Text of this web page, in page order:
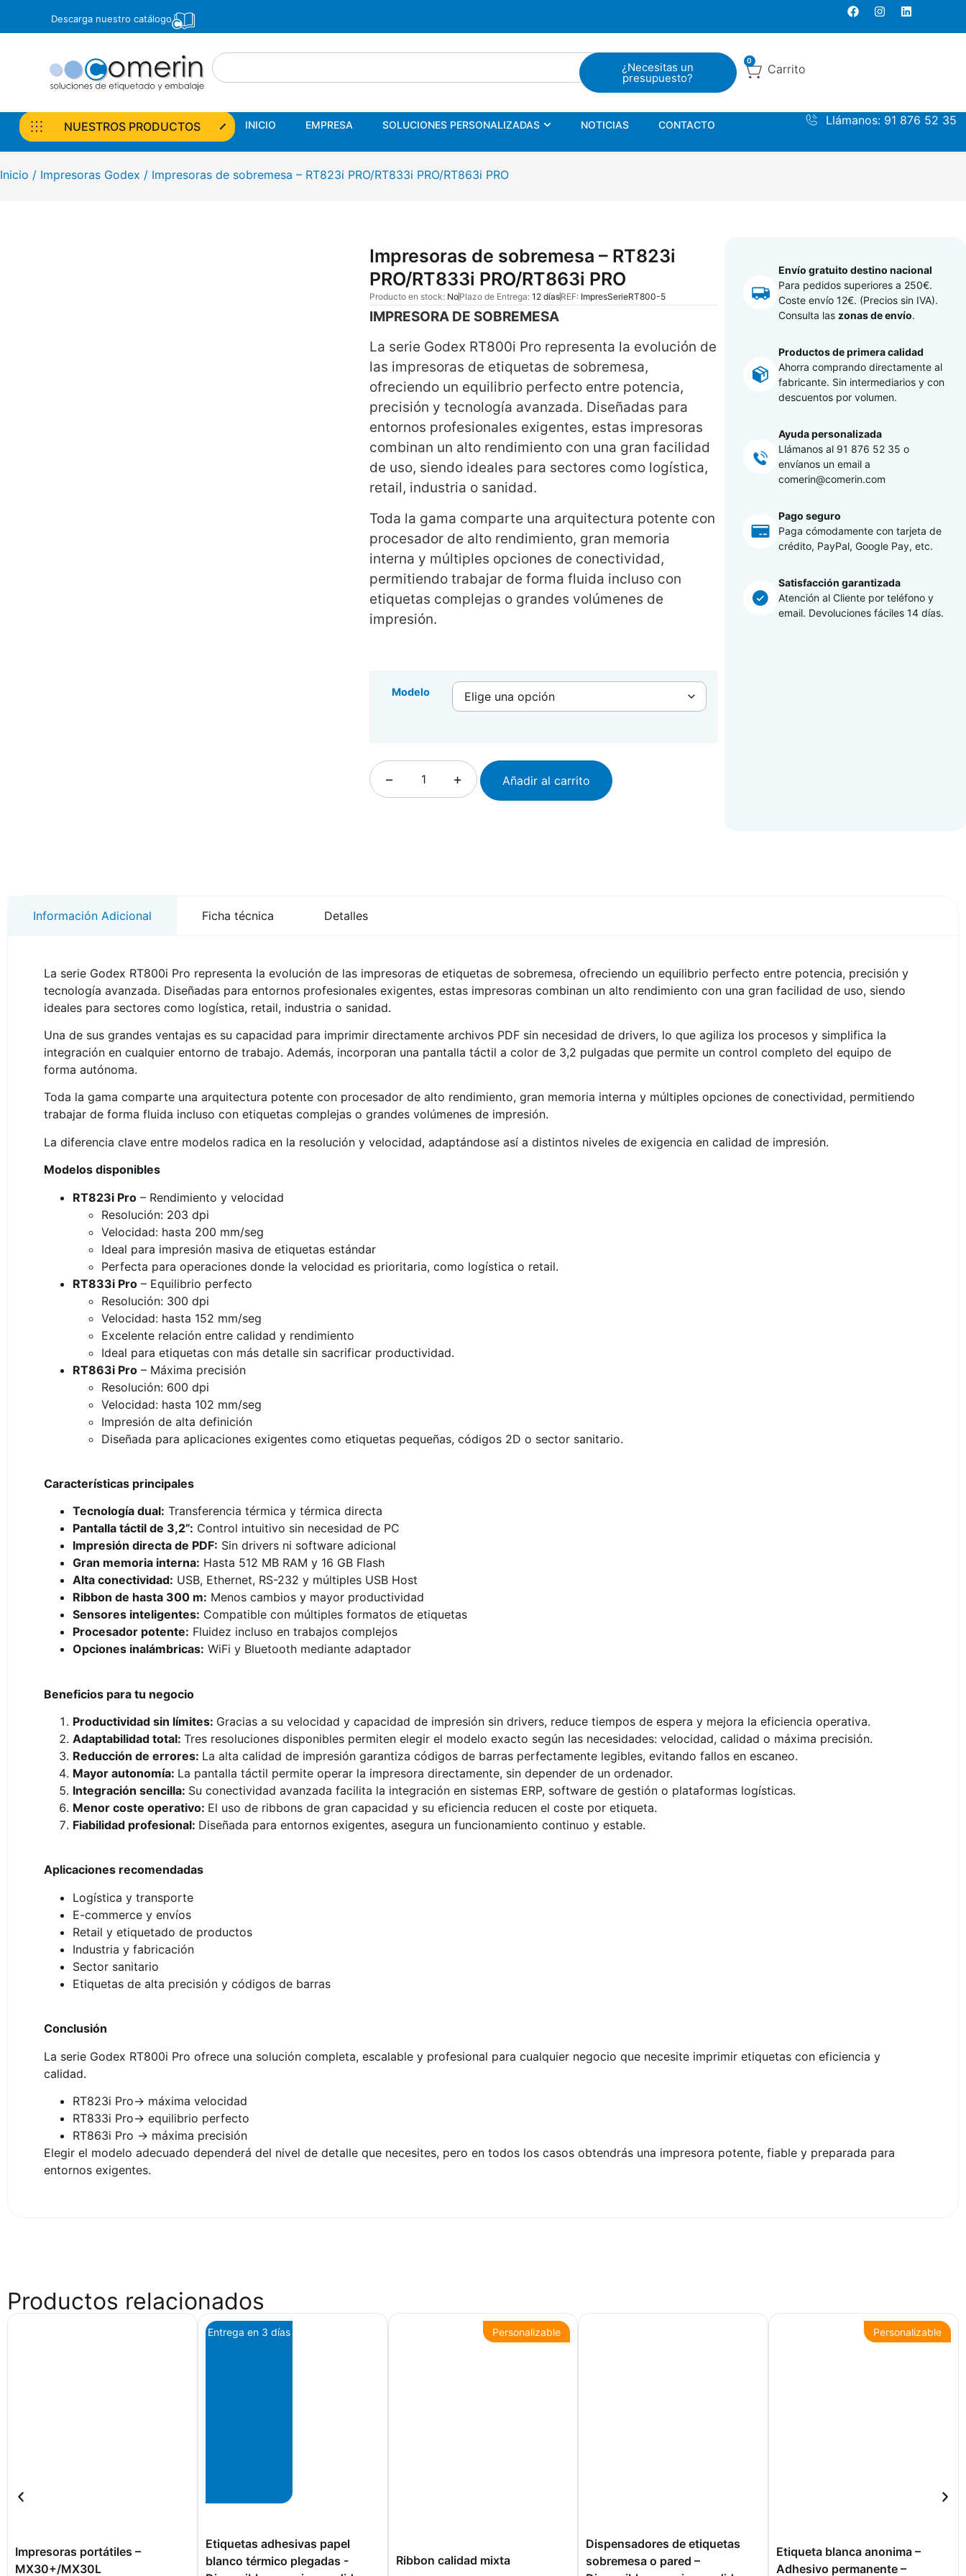
Descarga nuestro catálogo
¿Necesitas un
presupuesto?
0
Carrito
NUESTROS PRODUCTOS
INICIO EMPRESA SOLUCIONES PERSONALIZADOS NOTICIAS CONTACTO
NUESTROS PRODUCTOS INICIO EMPRESA SOLUCIONES PERSONALIZADAS NOTICIAS CONTACTO Llámanos: 91 876 52 35
Inicio / Impresoras Godex / Impresoras de sobremesa – RT823i PRO/RT833i PRO/RT863i PRO
Impresoras de sobremesa – RT823i
PRO/RT833i PRO/RT863i PRO
Producto en stock: NoPlazo de Entrega: 12 díasREF: ImpresSerieRT800-5
IMPRESORA DE SOBREMESA
La serie Godex RT800i Pro representa la evolución de
las impresoras de etiquetas de sobremesa,
ofreciendo un equilibrio perfecto entre potencia,
precisión y tecnología avanzada. Diseñadas para
entornos profesionales exigentes, estas impresoras
combinan un alto rendimiento con una gran facilidad
de uso, siendo ideales para sectores como logística,
retail, industria o sanidad.
Toda la gama comparte una arquitectura potente con
procesador de alto rendimiento, gran memoria
interna y múltiples opciones de conectividad,
permitiendo trabajar de forma fluida incluso con
etiquetas complejas o grandes volúmenes de
impresión.
Modelo
− + Añadir al carrito
Envío gratuito destino nacional
Para pedidos superiores a 250€.
Coste envío 12€. (Precios sin IVA).
Consulta las zonas de envío.
Productos de primera calidad
Ahorra comprando directamente al
fabricante. Sin intermediarios y con
descuentos por volumen.
Ayuda personalizada
Llámanos al 91 876 52 35 o
envíanos un email a
comerin@comerin.com
Pago seguro
Paga cómodamente con tarjeta de
crédito, PayPal, Google Pay, etc.
Satisfacción garantizada
Atención al Cliente por teléfono y
email. Devoluciones fáciles 14 días.
Información Adicional Ficha técnica Detalles
La serie Godex RT800i Pro representa la evolución de las impresoras de etiquetas de sobremesa, ofreciendo un equilibrio perfecto entre potencia, precisión y
tecnología avanzada. Diseñadas para entornos profesionales exigentes, estas impresoras combinan un alto rendimiento con una gran facilidad de uso, siendo
ideales para sectores como logística, retail, industria o sanidad.
Una de sus grandes ventajas es su capacidad para imprimir directamente archivos PDF sin necesidad de drivers, lo que agiliza los procesos y simplifica la
integración en cualquier entorno de trabajo. Además, incorporan una pantalla táctil a color de 3,2 pulgadas que permite un control completo del equipo de
forma autónoma.
Toda la gama comparte una arquitectura potente con procesador de alto rendimiento, gran memoria interna y múltiples opciones de conectividad, permitiendo
trabajar de forma fluida incluso con etiquetas complejas o grandes volúmenes de impresión.
La diferencia clave entre modelos radica en la resolución y velocidad, adaptándose así a distintos niveles de exigencia en calidad de impresión.
Modelos disponibles
RT823i Pro – Rendimiento y velocidad
Resolución: 203 dpi
Velocidad: hasta 200 mm/seg
Ideal para impresión masiva de etiquetas estándar
Perfecta para operaciones donde la velocidad es prioritaria, como logística o retail.
RT833i Pro – Equilibrio perfecto
Resolución: 300 dpi
Velocidad: hasta 152 mm/seg
Excelente relación entre calidad y rendimiento
Ideal para etiquetas con más detalle sin sacrificar productividad.
RT863i Pro – Máxima precisión
Resolución: 600 dpi
Velocidad: hasta 102 mm/seg
Impresión de alta definición
Diseñada para aplicaciones exigentes como etiquetas pequeñas, códigos 2D o sector sanitario.
Características principales
Tecnología dual: Transferencia térmica y térmica directa
Pantalla táctil de 3,2”: Control intuitivo sin necesidad de PC
Impresión directa de PDF: Sin drivers ni software adicional
Gran memoria interna: Hasta 512 MB RAM y 16 GB Flash
Alta conectividad: USB, Ethernet, RS-232 y múltiples USB Host
Ribbon de hasta 300 m: Menos cambios y mayor productividad
Sensores inteligentes: Compatible con múltiples formatos de etiquetas
Procesador potente: Fluidez incluso en trabajos complejos
Opciones inalámbricas: WiFi y Bluetooth mediante adaptador
Beneficios para tu negocio
Productividad sin límites: Gracias a su velocidad y capacidad de impresión sin drivers, reduce tiempos de espera y mejora la eficiencia operativa.
Adaptabilidad total: Tres resoluciones disponibles permiten elegir el modelo exacto según las necesidades: velocidad, calidad o máxima precisión.
Reducción de errores: La alta calidad de impresión garantiza códigos de barras perfectamente legibles, evitando fallos en escaneo.
Mayor autonomía: La pantalla táctil permite operar la impresora directamente, sin depender de un ordenador.
Integración sencilla: Su conectividad avanzada facilita la integración en sistemas ERP, software de gestión o plataformas logísticas.
Menor coste operativo: El uso de ribbons de gran capacidad y su eficiencia reducen el coste por etiqueta.
Fiabilidad profesional: Diseñada para entornos exigentes, asegura un funcionamiento continuo y estable.
Aplicaciones recomendadas
Logística y transporte
E-commerce y envíos
Retail y etiquetado de productos
Industria y fabricación
Sector sanitario
Etiquetas de alta precisión y códigos de barras
Conclusión
La serie Godex RT800i Pro ofrece una solución completa, escalable y profesional para cualquier negocio que necesite imprimir etiquetas con eficiencia y
calidad.
RT823i Pro→ máxima velocidad
RT833i Pro→ equilibrio perfecto
RT863i Pro → máxima precisión
Elegir el modelo adecuado dependerá del nivel de detalle que necesites, pero en todos los casos obtendrás una impresora potente, fiable y preparada para
entornos exigentes.
Productos relacionados
Impresoras portátiles –
MX30+/MX30L
Entrega en 3 días
Etiquetas adhesivas papel
blanco térmico plegadas -
Personalizable
Ribbon calidad mixta
Dispensadores de etiquetas
sobremesa o pared –
Personalizable
Etiqueta blanca anonima –
Adhesivo permanente –